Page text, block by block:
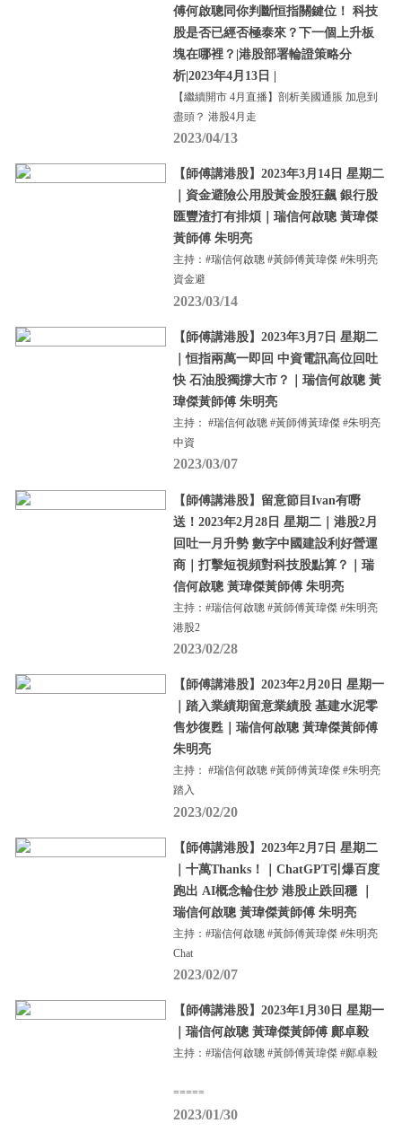
傅何啟聰同你判斷恒指關鍵位！ 科技
股是否已經否極泰來？下一個上升板
塊在哪裡？|港股部署輪證策略分
析|2023年4月13日 |
【繼續開市 4月直播】剖析美國通脹 加息到
盡頭？ 港股4月走
2023/04/13
【師傅講港股】2023年3月14日 星期二
｜資金避險公用股黃金股狂飆 銀行股
匯豐渣打有排煩｜瑞信何啟聰 黃瑋傑
黃師傅 朱明亮
主持：#瑞信何啟聰 #黃師傅黃瑋傑 #朱明亮
資金避
2023/03/14
【師傅講港股】2023年3月7日 星期二
｜恒指兩萬一即回 中資電訊高位回吐
快 石油股獨撐大市？｜瑞信何啟聰 黃
瑋傑黃師傅 朱明亮
主持： #瑞信何啟聰 #黃師傅黃瑋傑 #朱明亮
中資
2023/03/07
【師傅講港股】留意節目Ivan有嘢
送！2023年2月28日 星期二｜港股2月
回吐一月升勢 數字中國建設利好營運
商｜打擊短視頻對科技股點算？｜瑞
信何啟聰 黃瑋傑黃師傅 朱明亮
主持：#瑞信何啟聰 #黃師傅黃瑋傑 #朱明亮
港股2
2023/02/28
【師傅講港股】2023年2月20日 星期一
｜踏入業績期留意業績股 基建水泥零
售炒復甦｜瑞信何啟聰 黃瑋傑黃師傅
朱明亮
主持： #瑞信何啟聰 #黃師傅黃瑋傑 #朱明亮
踏入
2023/02/20
【師傅講港股】2023年2月7日 星期二
｜十萬Thanks！｜ChatGPT引爆百度
跑出 AI概念輪住炒 港股止跌回穩 ｜
瑞信何啟聰 黃瑋傑黃師傅 朱明亮
主持：#瑞信何啟聰 #黃師傅黃瑋傑 #朱明亮
Chat
2023/02/07
【師傅講港股】2023年1月30日 星期一
｜瑞信何啟聰 黃瑋傑黃師傅 鄺卓毅
主持：#瑞信何啟聰 #黃師傅黃瑋傑 #鄺卓毅
=====
2023/01/30